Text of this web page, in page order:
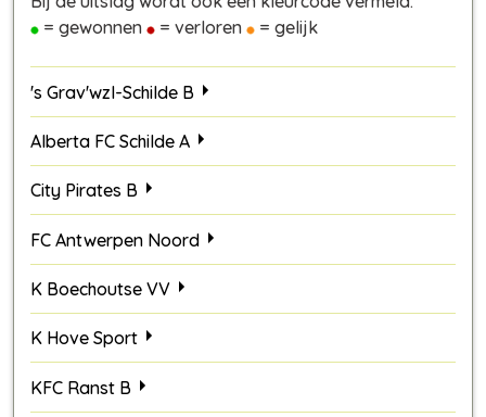
= gewonnen
= verloren = gelijk
's Grav'wzl-Schilde B
Alberta FC Schilde A
City Pirates B
FC Antwerpen Noord
K Boechoutse VV
K Hove Sport
KFC Ranst B